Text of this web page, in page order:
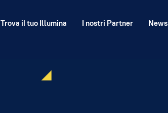
Trova il tuo Illumina I nostri Partner News